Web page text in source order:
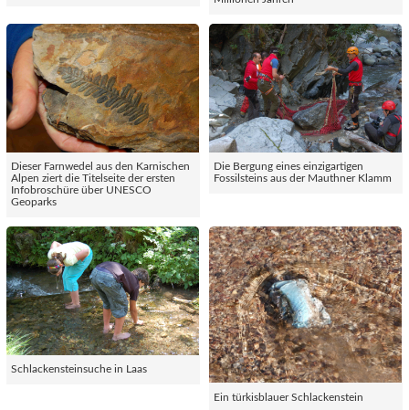
Dieser Farnwedel aus den Karnischen
Alpen ziert die Titelseite der ersten
Infobroschüre über UNESCO
Geoparks
Die Bergung eines einzigartigen
Fossilsteins aus der Mauthner Klamm
Schlackensteinsuche in Laas
Ein türkisblauer Schlackenstein